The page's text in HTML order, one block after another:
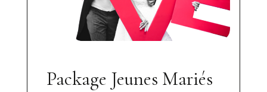
Package Jeunes Mariés